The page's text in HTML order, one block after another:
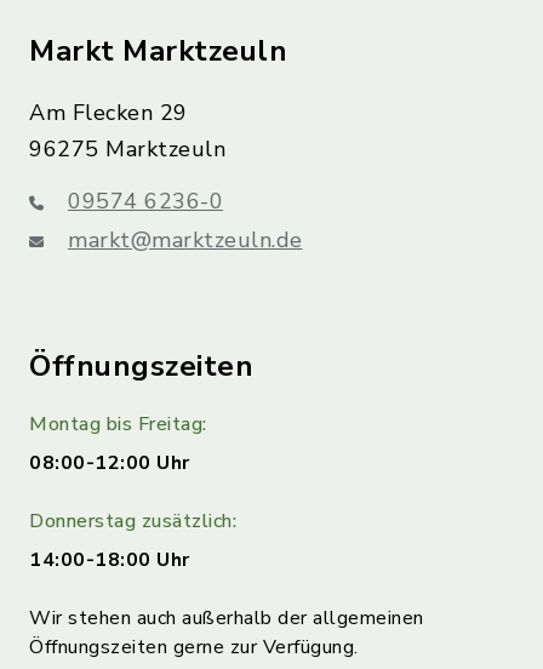
Markt Marktzeuln
Am Flecken 29
96275 Marktzeuln
09574 6236-0
markt@marktzeuln.de
Öffnungszeiten
Montag bis Freitag:
08:00-12:00 Uhr
Donnerstag zusätzlich:
14:00-18:00 Uhr
Wir stehen auch außerhalb der allgemeinen
Öffnungszeiten gerne zur Verfügung.